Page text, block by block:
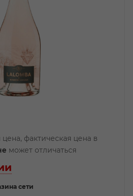
фактическая цена в
может отличаться
сети